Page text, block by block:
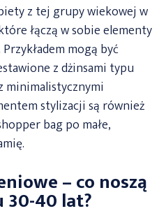
z tej grupy wiekowej w
łączą w sobie elementy
mogą być
z dżinsami typu
minimalistycznymi
stylizacji są również
bag po małe,
– co noszą
40 lat?